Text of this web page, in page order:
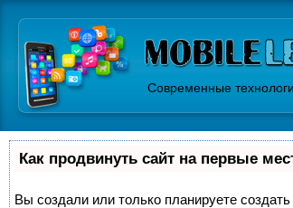
Современные
Как продвинуть сайт на первые
Вы создали или только планируете